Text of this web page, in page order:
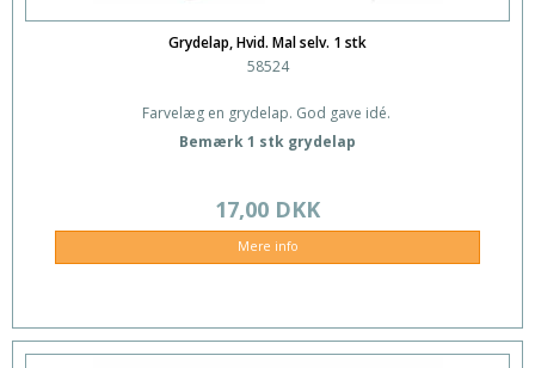
Grydelap, Hvid. Mal selv. 1 stk
58524
Farvelæg en grydelap. God gave idé.
Bemærk 1 stk grydelap
17,00 DKK
Mere info